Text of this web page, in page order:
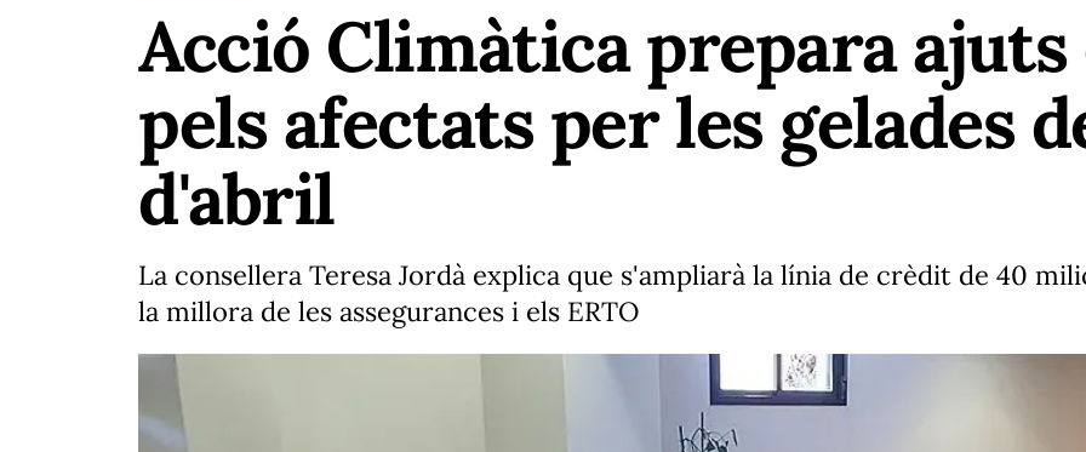
Acció Climàtica prepara
pels afectats per les gelades
d'abril
La consellera Teresa Jordà explica que s'ampliarà la línia de crèdit de 40
la millora de les assegurances i els ERTO